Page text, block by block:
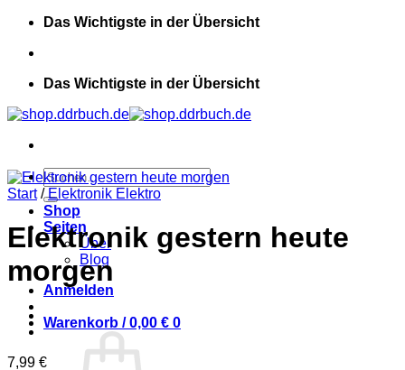
Zum
springen
Das Wichtigste in der Übersicht
Das Wichtigste in der Übersicht
Suchen
nach:
Shop
Seiten
Über
Blog
Anmelden
Warenkorb /0,00 € 0
Start / Elektronik Elektro
Elektronik gestern heute
morgen
7,99 €